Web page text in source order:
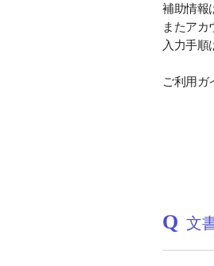
補助情報
またアカ
入力手順
ご利用ガ
Q 文